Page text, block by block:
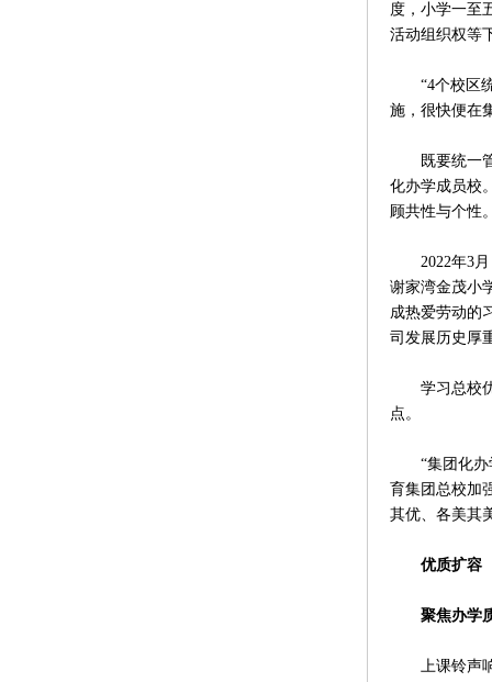
度，小学一至
活动组织权等
“4个校区统
施，很快便在
既要统一管
化办学成员校
顾共性与个性
2022年3月
谢家湾金茂小
成热爱劳动的
司发展历史厚
学习总校优
点。
“集团化办学
育集团总校加
其优、各美其
优质扩容
聚焦办学质
上课铃声响